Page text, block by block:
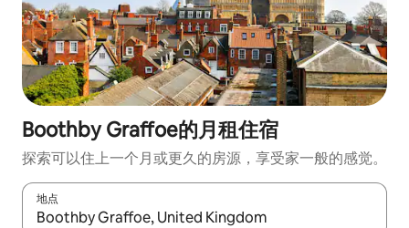
Boothby Graffoe的月租住宿
探索可以住上一个月或更久的房源，享受家一般的感觉。
地点
如有搜索结果，请使用上下方向键查看，或通过点击或滑动手势